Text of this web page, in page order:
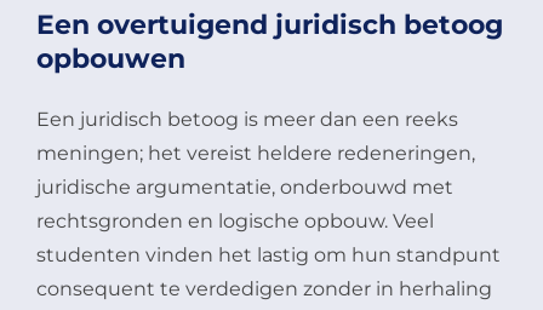
Een overtuigend juridisch betoog
opbouwen
Een juridisch betoog is meer dan een reeks
meningen; het vereist heldere redeneringen,
juridische argumentatie, onderbouwd met
rechtsgronden en logische opbouw. Veel
studenten vinden het lastig om hun standpunt
consequent te verdedigen zonder in herhaling